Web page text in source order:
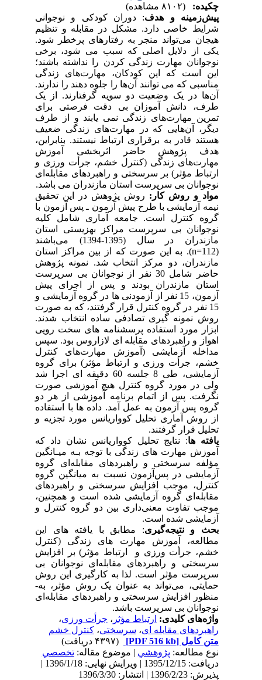
چکیده:
پیش‌زمینه و هدف:
دوران کودکی و نوجوانی
شرایط خاصی دارد. مشکل در مقابله و تنظیم
هیجان می‌تواند منجر به رفتارهای پرخطر شود.
یکی از دلایل اصلی که سبب می شود، برخی
نوجوانان مهارت زندگی کردن را نداشته باشند؛
این است که این کودکان، مهارت‌های زندگی
مناسبی که می توانند آن‌ها را جلوه دهند را ندارند.
آن‌ها در یک وضعیت دو سویه گرفتارند. از یک
طرف، دانش آموزان بی دقت فرصتی برای
تمرین مهارت‌های زندگی نمی یابند و از طرف
دیگر، آن‌هایی که در مهارت‌های زندگی ضعیف
هستند قادر به برقراری ارتباط نیستند. بنابراین،
هدف پژوهش حاضر اثربخشی آموزش
مهارت‌های زندگی (کنترل خشم، جرأت ورزی و
ارتباط مؤثر) بر سرسختی و راهبردهای مقابله‌ای
نوجوانان بی سرپرست استان مازندران می باشد.
مواد و روش‌ کار: روش پژوهش در این تحقیق
نیمه آزمایشی با طرح پیش آزمون ـ پس آزمون با
گروه کنترل است. جامعه آماری شامل کلیه
نوجوانان بی سرپرست مراکز بهزیستی استان
مازندران در سال (1395-1394) می­‌باشند
n
).به این صورت که از بین مراکز استان
مازندران، دو مرکز انتخاب شد. نمونه پژوهش
حاضر شامل 30 نفر از نوجوانان بی سرپرست
استان مازندران بودند و پس از اجرای پیش
آزمون، 15 نفر از آزمودنی ها در گروه آزمایشی و
15 نفر در گروه کنترل قرار گرفتند، که به صورت
روش نمونه گیری تصادفی ساده انتخاب شدند.
ابزار مورد استفاده پرسشنامه های سخت رویی
اهواز و راهبردهای مقابله ای لازاروس بود. سپس
مداخله آزمایشی (آموزش مهارت‌های کنترل
خشم، جرأت ورزی و ارتباط مؤثر) برای گروه
آزمایشی، طی 8 جلسه 60 دقیقه ای اجرا شد
ولی در مورد گروه کنترل هیچ آموزشی صورت
نگرفت. پس از اتمام برنامه آموزشی از هر دو
گروه پس آزمون به عمل آمد. داده ها با استفاده
از روش آماری تحلیل کوواریانس مورد تجزیه و
تحلیل قرار گرفتند.
یافته ها:نتایج تحلیل کوواریانس نشان داد که
آموزش مهارت های زندگی ﺑﺎ ﺗﻮﺟﻪ ﺑـﻪ ﻣﯿـﺎﻧﮕﯿﻦ
مؤلفه سرسختی و راهبردهای مقابله‌ای ﮔﺮوه
آزﻣﺎیشی در ﭘﺲآزﻣﻮن ﻧﺴﺒﺖ ﺑﻪ ﻣﯿﺎﻧﮕﯿﻦ ﮔﺮوه
ﮐﻨﺘﺮل، ﻣﻮﺟﺐ افزایش سرسختی و راهبردهای
مقابله‌ای ﮔﺮوه آزﻣﺎیشی ﺷﺪه اﺳﺖ و همچنین،
موجب تفاوت معنی‌داری بین دو گروه کنترل و
آزمایشی شده است.
بحث و نتیجه‌گیری:مطابق با یافته های این
مطالعه، آموزش مهارت های زندگی (
کنترل
خشم، جرأت ورزی و ارتباط مؤثر) بر افزایش
سرسختی و راهبردهای مقابله‌ای نوجوانان بی
سرپرست مؤثر است. لذا به­ کارگیری این روش
حمایتی، می‌تواند به عنوان یک روش مؤثر، به­
منظور افزایش سرسختی و راهبردهای مقابله‌ای
نوجوانان بی سرپرست باشد.
واژه‌های کلیدی:ارتباط مؤثر، جرأت ورزی،
راهبردهای مقابله ای،سرسختی،کنترل خشم
متن کامل[PDF 516 kb]
نوع مطالعه:پژوهشي| موضوع مقاله:تخصصي
دریافت: 1395/12/15 | ویرایش نهایی: 1396/1/18 |
پذیرش: 1396/2/23 | انتشار: 1396/3/30